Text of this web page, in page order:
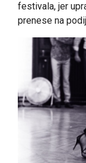
festivala, jer
prenese na